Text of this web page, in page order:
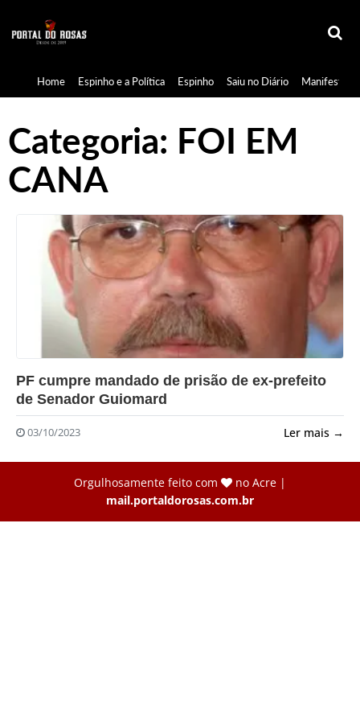
Home Espinho e a Política Espinho Saiu no Diário
Categoria: FOI EM
CANA
?>
PF cumpre mandado de prisão de ex-prefeito
de Senador Guiomard
03/10/2023 Ler mais →
Orgulhosamente feito com
no Acre |
mail.portaldorosas.com.br